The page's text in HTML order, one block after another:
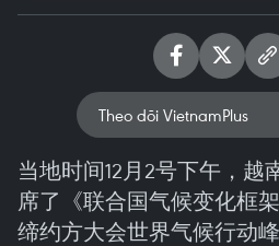
Theo dõi VietnamPlus
当地时间12月2号下午，越
席了《联合国气候变化框
缔约方大会世界气候行动